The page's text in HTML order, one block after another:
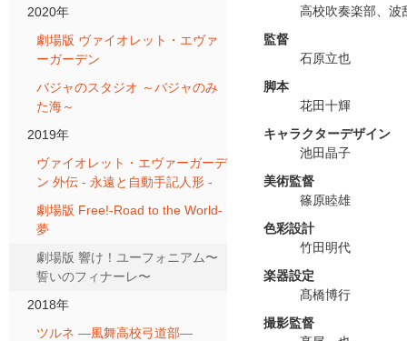
2020年
劇場版 ヴァイオレット・エヴァ
ーガーデン
バジャのスタジオ ～バジャのみ
た海～
2019年
ヴァイオレット・エヴァーガーデ
ン 外伝 - 永遠と自動手記人形 -
劇場版 Free!-Road to the World-
夢
劇場版 響け！ユーフォニアム〜
誓いのフィナーレ〜
2018年
ツルネ ―風舞高校弓道部―
高校吹奏楽部、波
監督
石原立也
脚本
花田十輝
キャラクターデザイン
池田晶子
美術監督
篠原睦雄
色彩設計
竹田明代
楽器設定
髙橋博行
撮影監督